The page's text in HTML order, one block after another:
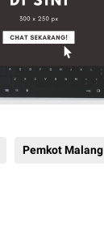
Pemkot Malang